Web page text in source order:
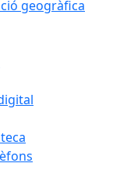
geogràfica